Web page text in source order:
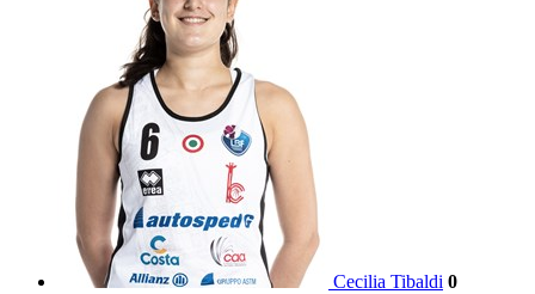
Cecilia Tibaldi 0